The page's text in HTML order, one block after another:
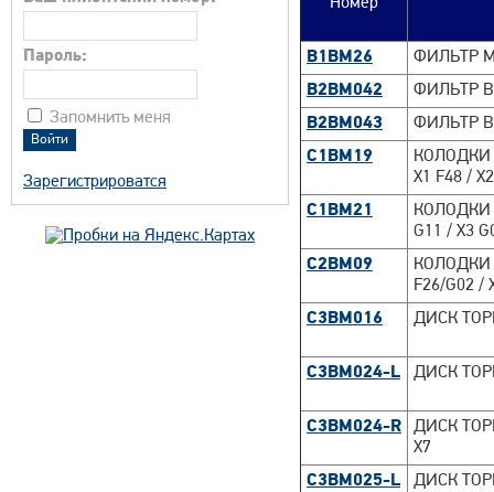
Пароль:
Запомнить меня
Зарегистрироватся
B1BM26
ФИЛЬТР
B2BM042
ФИЛЬТР
B2BM043
ФИЛЬТР
C1BM19
КОЛОДКИ
X1 F48 /
C1BM21
КОЛОДКИ
G11 / X3
C2BM09
КОЛОДКИ
F26/G02 /
C3BM016
ДИСК
C3BM024-L ДИСК
C3BM024-R
ДИСК
X7
C3BM025-L
ДИСК